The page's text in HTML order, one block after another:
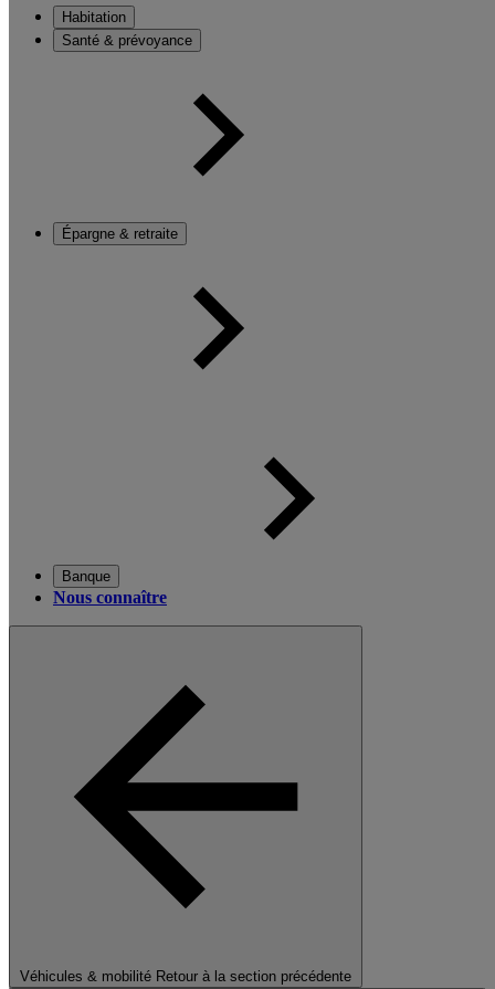
Habitation
Santé & prévoyance
Épargne & retraite
Banque
Nous connaître
Véhicules & mobilité Retour à la section précédente